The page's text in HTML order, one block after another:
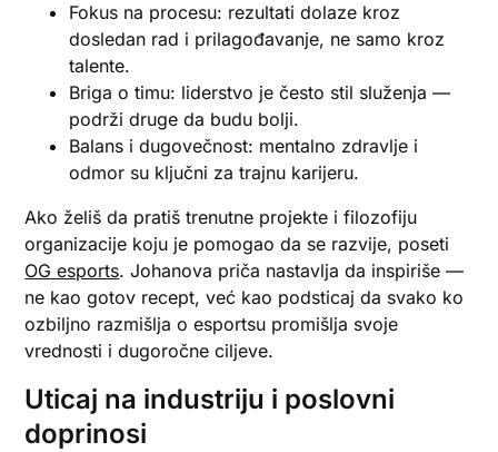
Fokus na procesu: rezultati dolaze kroz
dosledan rad i prilagođavanje, ne samo kroz
talente.
Briga o timu: liderstvo je često stil služenja —
podrži druge da budu bolji.
Balans i dugovečnost: mentalno zdravlje i
odmor su ključni za trajnu karijeru.
Ako želiš da pratiš trenutne projekte i filozofiju
organizacije koju je pomogao da se razvije, poseti
OG esports. Johanova priča nastavlja da inspiriše —
ne kao gotov recept, već kao podsticaj da svako ko
ozbiljno razmišlja o esportsu promišlja svoje
vrednosti i dugoročne ciljeve.
Uticaj na industriju i poslovni
doprinosi